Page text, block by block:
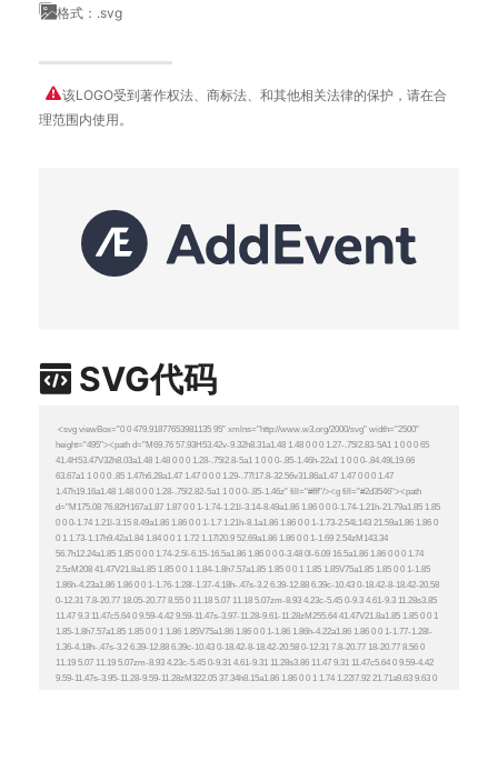
格式：.svg
该LOGO受到著作权法、商标法、和其他相关法律的保护，请在合
理范围内使用。
SVG代码